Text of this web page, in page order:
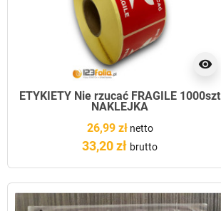
visibility
ETYKIETY Nie rzucać FRAGILE 1000szt
NAKLEJKA
26,99 złnetto
33,20 zł brutto